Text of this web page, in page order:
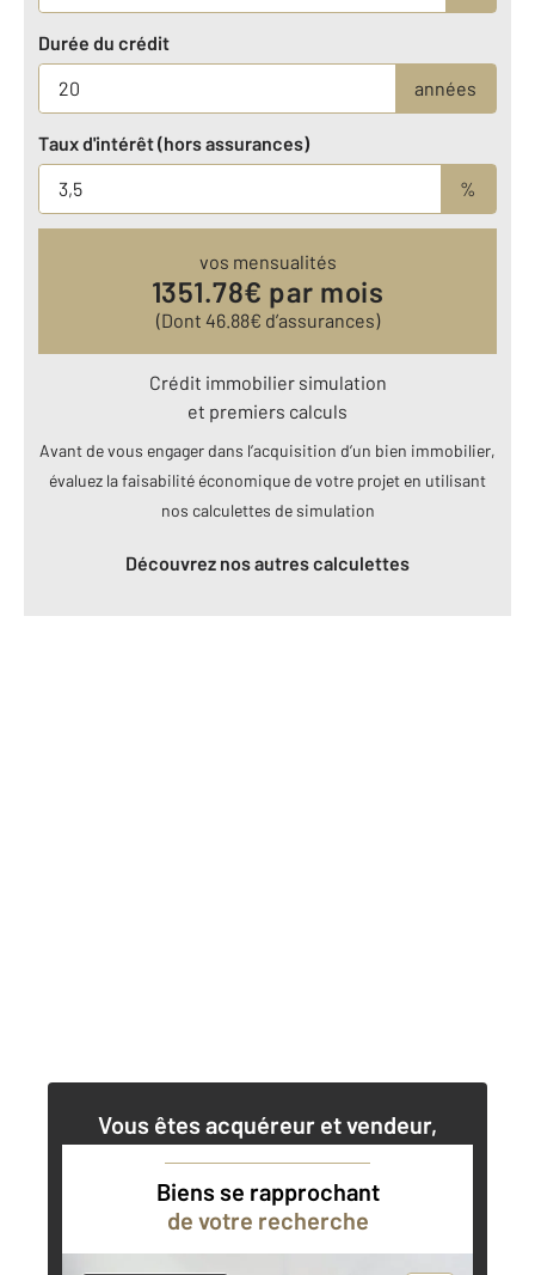
Durée du crédit
années
Taux d'intérêt (hors assurances)
%
vos mensualités
1351.78€ par mois
(Dont 46.88€ d’assurances)
Crédit immobilier simulation
et premiers calculs
Avant de vous engager dans l’acquisition d’un bien immobilier,
évaluez la faisabilité économique de votre projet en utilisant
nos calculettes de simulation
Découvrez nos autres calculettes
Vous êtes acquéreur et vendeur,
Contacter l'agence
Biens se rapprochant
de votre recherche